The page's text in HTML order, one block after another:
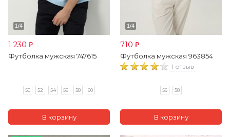
1 230 ₽
Футболка мужская 747615
50 52 54 56 58 60
710 ₽
Футболка мужская 963854
1 отзыв
56 58